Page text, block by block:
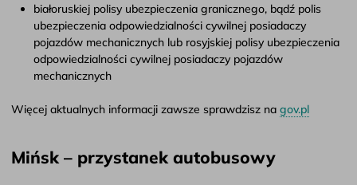
białoruskiej polisy ubezpieczenia granicznego, bądź polis
ubezpieczenia odpowiedzialności cywilnej posiadaczy
pojazdów mechanicznych lub rosyjskiej polisy ubezpieczenia
odpowiedzialności cywilnej posiadaczy pojazdów
mechanicznych
Więcej aktualnych informacji zawsze sprawdzisz na gov.pl
Mińsk – przystanek autobusowy